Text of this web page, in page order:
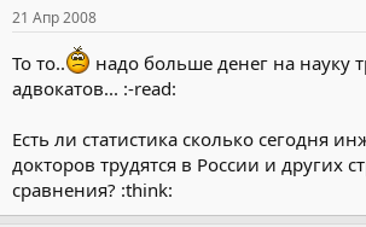
21 Апр 2008
То то..
надо больше денег на науку
адвокатов... :-read:
Есть ли статистика сколько сегодня
докторов трудятся в России и других
сравнения? :think: